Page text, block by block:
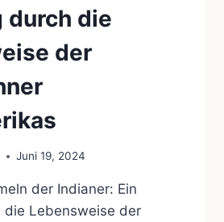
durch die
der
Juni 19, 2024
der Indianer: Ein
die Lebensweise der